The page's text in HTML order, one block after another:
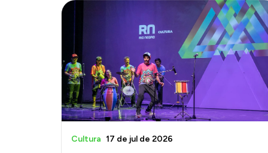
Cultura 17 de jul de 2026